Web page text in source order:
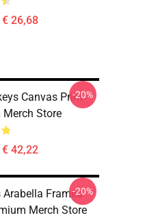
26,68
Canvas Print
Merch Store
42,22
-20%
Arabella Framed
Merch Store
-20%